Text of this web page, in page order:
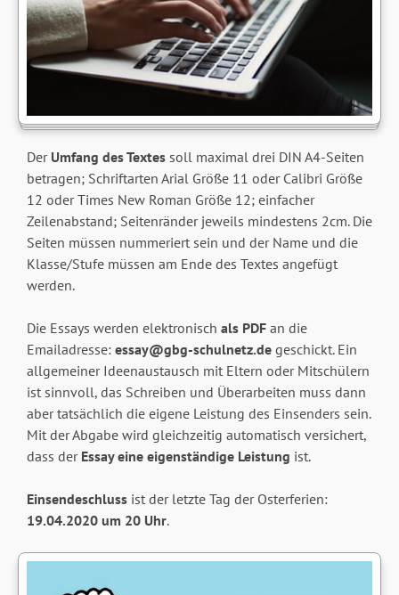
Der Umfang des Textessoll maximal drei DIN A4-Seiten
betragen; Schriftarten Arial Größe 11 oder Calibri Größe
12 oder Times New Roman Größe 12; einfacher
Zeilenabstand; Seitenränder jeweils mindestens 2cm. Die
Seiten müssen nummeriert sein und der Name und die
Klasse/Stufe müssen am Ende des Textes angefügt
werden.
Die Essays werden elektronisch als PDF an die
Emailadresse: essay@gbg-schulnetz.degeschickt. Ein
allgemeiner Ideenaustausch mit Eltern oder Mit­schülern
ist sinnvoll, das Schreiben und Überarbeiten muss dann
aber tatsächlich die eigene Leistung des Einsenders sein.
Mit der Abgabe wird gleichzeitig automatisch versichert,
dass der Essay eine eigenständige Leistung ist.
Einsendeschlussist der letzte Tag der Osterferien:
19.04.2020 um 20 Uhr.